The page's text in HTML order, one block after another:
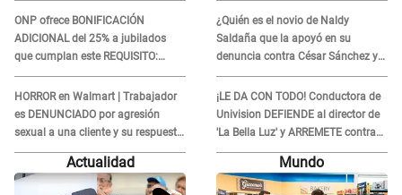
inocencia"
ONP ofrece BONIFICACIÓN
ADICIONAL del 25% a jubilados
que cumplan este REQUISITO:
revisa si accedes aquí
HORROR en Walmart | Trabajador
es DENUNCIADO por agresión
sexual a una cliente y su respuesta
INDIGNÓ A TODOS
inocencia"
¿Quién es el novio de Naldy
Saldaña que la apoyó en su
denuncia contra César Sánchez y
confrontó al dueño de 'La Bella
Luz'?
¡LE DA CON TODO! Conductora de
Univision DEFIENDE al director de
'La Bella Luz' y ARREMETE contra
Naldy Saldaña: “Muchas
Actualidad Mundo